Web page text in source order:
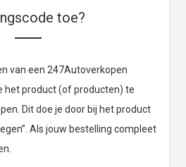
toe?
van een 247Autoverkopen
het product (of producten) te
Dit doe je door bij het product
Als jouw bestelling compleet